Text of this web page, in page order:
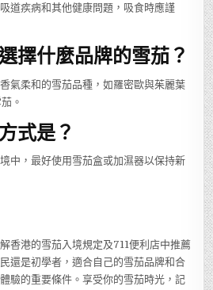
道疾病和其他健康問題，吸食時應謹
擇什麼品牌的雪茄？
氣柔和的雪茄品種，如羅密歐與茱麗葉
。
式是？
中，最好使用雪茄盒或加濕器以保持新
香港的雪茄入境規定及711便利店中推薦
還是初學者，適合自己的雪茄品牌和合
驗的重要條件。享受你的雪茄時光，記